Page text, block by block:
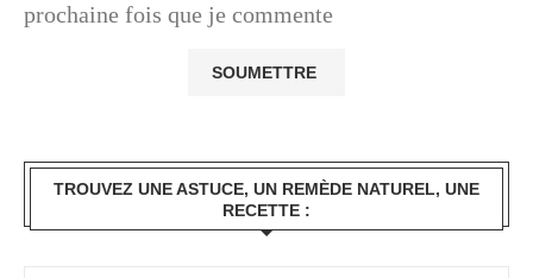
prochaine fois que je commente
TROUVEZ UNE ASTUCE, UN REMÈDE NATUREL, UNE
RECETTE :